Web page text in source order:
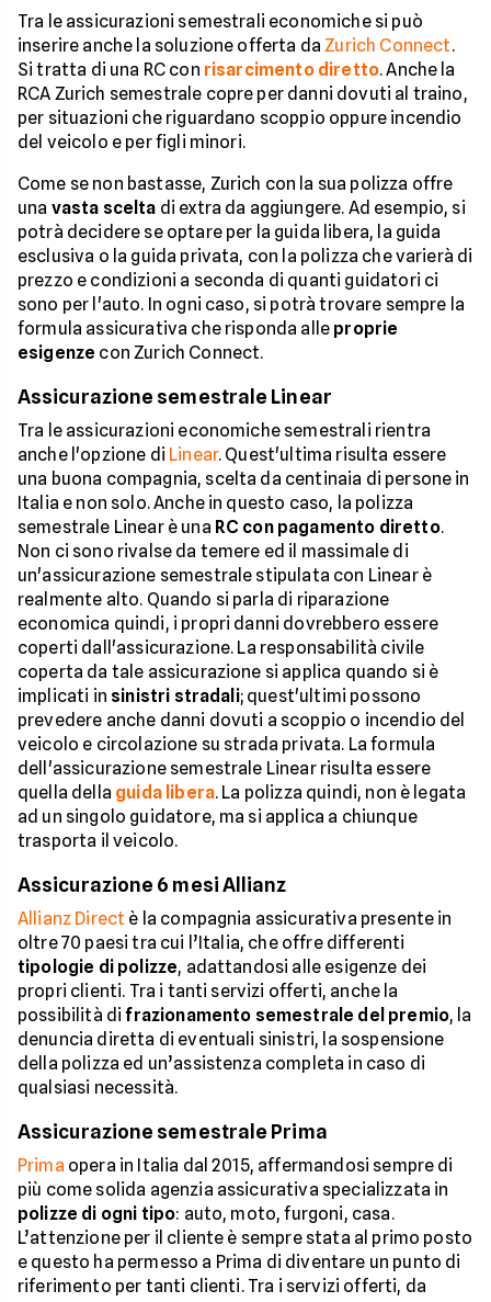
Tra le assicurazioni semestrali economiche si può
inserire anche la soluzione offerta daZurich Connect.
Si tratta di una RC con risarcimento diretto. Anche la
RCA Zurich semestrale copre per danni dovuti al traino,
per situazioni che riguardano scoppio oppure incendio
del veicolo e per figli minori.
Come se non bastasse, Zurich con la sua polizza offre
una vasta scelta di extra da aggiungere. Ad esempio, si
potrà decidere se optare per la guida libera, la guida
esclusiva o la guida privata, con la polizza che varierà di
prezzo e condizioni a seconda di quanti guidatori ci
sono per l'auto. In ogni caso, si potrà trovare sempre la
formula assicurativa che risponda alle proprie
esigenze con Zurich Connect.
Assicurazione semestrale Linear
Tra le assicurazioni economiche semestrali rientra
anche l'opzione di Linear. Quest'ultima risulta essere
una buona compagnia, scelta da centinaia di persone in
Italia e non solo. Anche in questo caso, la polizza
semestrale Linear è una RC con pagamento diretto.
Non ci sono rivalse da temere ed il massimale di
un'assicurazione semestrale stipulata con Linear è
realmente alto. Quando si parla di riparazione
economica quindi, i propri danni dovrebbero essere
coperti dall'assicurazione. La responsabilità civile
coperta da tale assicurazione si applica quando si è
implicati in sinistri stradali; quest'ultimi possono
prevedere anche danni dovuti a scoppio o incendio del
veicolo e circolazione su strada privata. La formula
dell'assicurazione semestrale Linear risulta essere
quella della guida libera. La polizza quindi, non è legata
ad un singolo guidatore, ma si applica a chiunque
trasporta il veicolo.
Assicurazione 6 mesi Allianz
Allianz Direct è la compagnia assicurativa presente in
oltre 70 paesi tra cui l’Italia, che offre differenti
tipologie di polizze, adattandosi alle esigenze dei
propri clienti. Tra i tanti servizi offerti, anche la
possibilità difrazionamento semestrale del premio, la
denuncia diretta di eventuali sinistri, la sospensione
della polizza ed un’assistenza completa in caso di
qualsiasi necessità.
Assicurazione semestrale Prima
Prima opera in Italia dal 2015, affermandosi sempre di
più come solida agenzia assicurativa specializzata in
polizze di ogni tipo: auto, moto, furgoni, casa.
L’attenzione per il cliente è sempre stata al primo posto
e questo ha permesso a Prima di diventare un punto di
riferimento per tanti clienti. Tra i servizi offerti, da